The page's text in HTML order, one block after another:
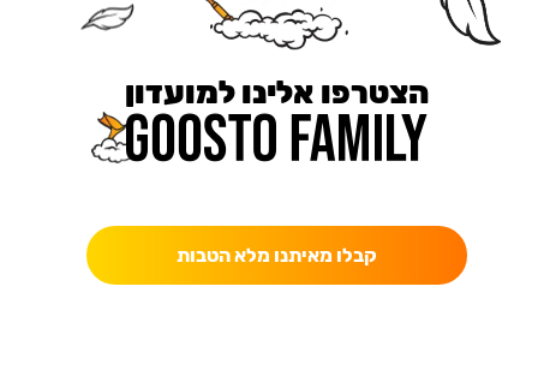
הצטרפו אלינו למועדון
קבלו מאיתנו מלא הטבות